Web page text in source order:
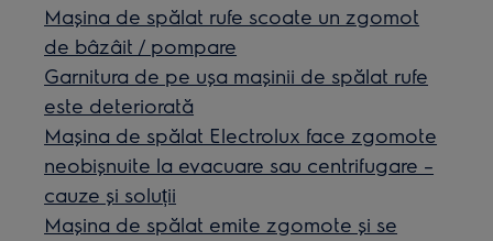
Mașina de spălat rufe scoate un zgomot
de bâzâit / pompare
Garnitura de pe ușa mașinii de spălat rufe
este deteriorată
Mașina de spălat Electrolux face zgomote
neobișnuite la evacuare sau centrifugare –
cauze și soluții
Maşina de spălat emite zgomote şi se